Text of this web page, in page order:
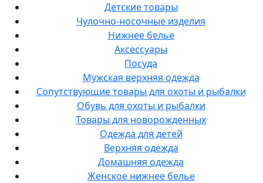
Детские товары
Чулочно-носочные изделия
Нижнее белье
Аксессуары
Посуда
Мужская верхняя одежда
Сопутствующие товары для охоты и рыбалки
Обувь для охоты и рыбалки
Товары для новорожденных
Одежда для детей
Верхняя одежда
Домашняя одежда
Женское нижнее белье